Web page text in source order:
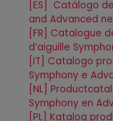
[ES] Catálogo
and Advanced
[FR] Catalogue
d’aiguille
[IT] Catalogo
Symphony e
[NL]
Symphony en
[PL] Katalog